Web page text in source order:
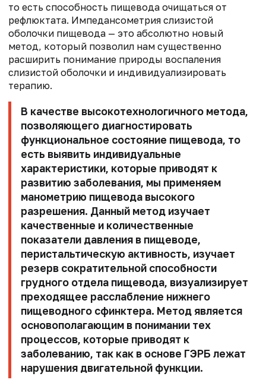
то есть способность пищевода очищаться от
рефлюктата. Импедансометрия слизистой
оболочки пищевода — это абсолютно новый
метод, который позволил нам существенно
расширить понимание природы воспаления
слизистой оболочки и индивидуализировать
терапию.
В качестве высокотехнологичного метода,
позволяющего диагностировать
функциональное состояние пищевода, то
есть выявить индивидуальные
характеристики, которые приводят к
развитию заболевания, мы применяем
манометрию пищевода высокого
разрешения. Данный метод изучает
качественные и количественные
показатели давления в пищеводе,
перистальтическую активность, изучает
резерв сократительной способности
грудного отдела пищевода, визуализирует
преходящее расслабление нижнего
пищеводного сфинктера. Метод является
основополагающим в понимании тех
процессов, которые приводят к
заболеванию, так как в основе ГЭРБ лежат
нарушения двигательной функции.